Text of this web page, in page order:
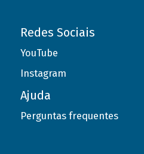
Redes Sociais
YouTube
Instagram
Ajuda
Perguntas frequentes